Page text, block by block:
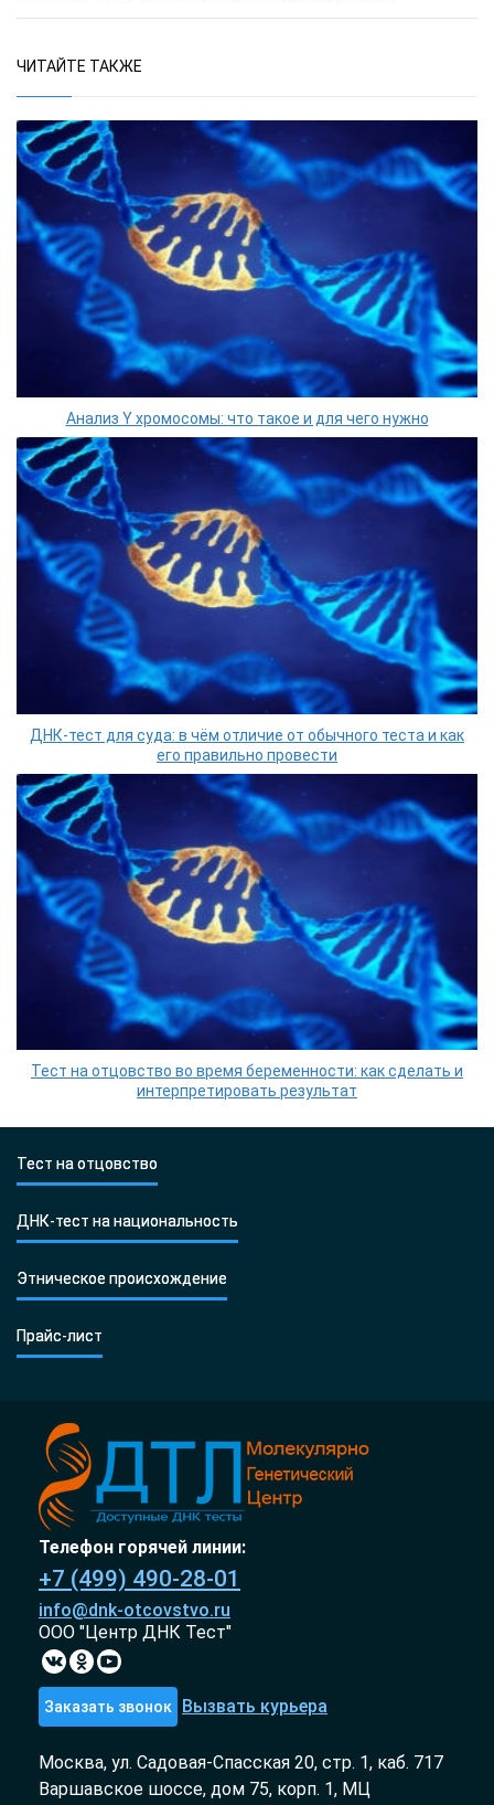
ЧИТАЙТЕ ТАКЖЕ
Анализ Y хромосомы: что такое и для чего нужно
ДНК-тест для суда: в чём отличие от обычного теста и как
его правильно провести
Тест на отцовство во время беременности: как сделать и
интерпретировать результат
Тест на отцовство
ДНК-тест на национальность
Этническое происхождение
Прайс-лист
Телефон горячей линии:
+7 (499) 490-28-01
info@dnk-otcovstvo.ru
ООО "Центр ДНК Тест"
Заказать звонок Вызвать курьера
Москва, ул. Садовая-Спасская 20, стр. 1, каб. 717
Варшавское шоссе, дом 75, корп. 1, МЦ